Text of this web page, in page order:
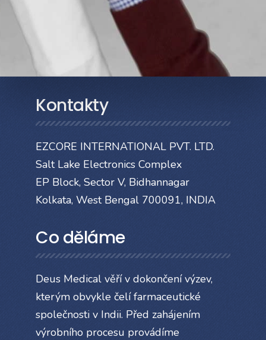
Kontakty
EZCORE INTERNATIONAL PVT. LTD.
Salt Lake Electronics Complex
EP Block, Sector V, Bidhannagar
Kolkata, West Bengal 700091, INDIA
Co děláme
Deus Medical věří v dokončení výzev,
kterým obvykle čelí farmaceutické
společnosti v Indii. Před zahájením
výrobního procesu provádíme